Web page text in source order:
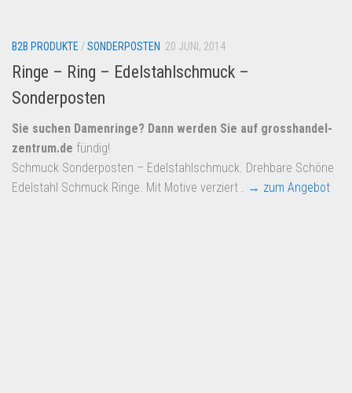
B2B PRODUKTE /SONDERPOSTEN 20 JUNI, 2014
Ringe – Ring – Edelstahlschmuck –
Sonderposten
Sie suchen Damenringe? Dann werden Sie auf grosshandel-
zentrum.de fündig!
Schmuck Sonderposten – Edelstahlschmuck. Drehbare Schöne
Edelstahl Schmuck Ringe. Mit Motive verziert . → zum Angebot